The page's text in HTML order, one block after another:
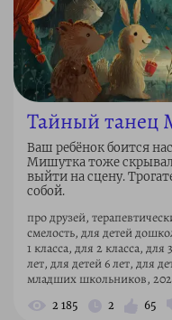
Тайный танец
Ваш ребёнок боится
Мишутка тоже
выйти на сцену.
собой.
про друзей,
смелость, для детей
1 класса, для 2 класса, для
лет, для детей 6 лет, для
младших школьников,
2 185 2 65